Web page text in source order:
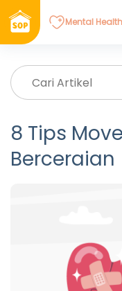
Mental
8 Tips
Berceraian